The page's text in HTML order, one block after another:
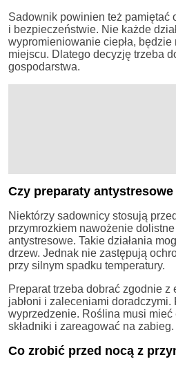
Sadownik powinien też pamiętać
i bezpieczeństwie. Nie każde
wypromieniowanie ciepła,
miejscu. Dlatego decyzję trzeba
gospodarstwa.
Czy preparaty
Niektórzy sadownicy stosują
przymrozkiem nawożenie
antystresowe. Takie działania
drzew. Jednak nie zastępują
przy silnym spadku temperatury.
Preparat trzeba dobrać zgodnie z
jabłoni i zaleceniami
wyprzedzenie. Roślina musi mieć
składniki i zareagować na zabieg.
Co zrobić przed nocą z